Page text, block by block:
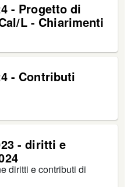
- Progetto di
L - Chiarimenti
- Contributi
- diritti e
diritti e contributi di